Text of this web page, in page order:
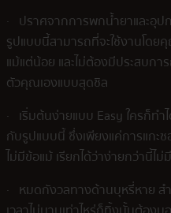
· ปราศจากการพกน้ำยาและอุป
รูปแบบนี้สามารถที่จะใช้งานโดยคุ
แม้แต่น้อย และไม่ต้องมีประสบก
ตัวคุณเองแบบสุดชิล
· เริ่มต้นง่ายแบบ Easy ใครก็ทำ
กับรูปแบบนี้ ซึ่งเพียงแค่การแกะ
ไม่มีข้อแม้ เรียกได้ว่าง่ายกว่านี้ไม่
· หมดกังวลทางด้านบุหรี่หาย สำ